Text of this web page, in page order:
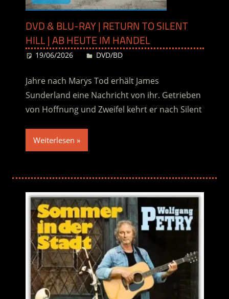
DVD & BLU-RAY | RETURN TO SILENT
HILL | AB HEUTE IM HANDEL
19/06/2026 Desiree
DVD/BD
Jahre nach Marys Tod erhält James
Sunderland eine Nachricht von ihr. Getrieben
von Hoffnung und Zweifel kehrt er nach Silent
Weiterlesen